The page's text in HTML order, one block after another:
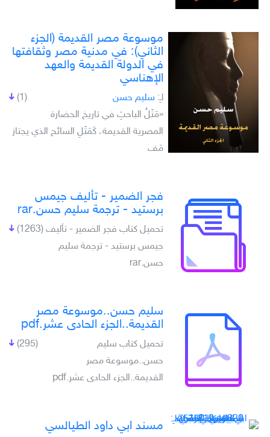
موسوعة مصر القديمة (الجزء
الثاني): في مدنية مصر وثقافتها
في الدولة القديمة والعهد
الإهناسي
(1) لـِ: سليم حسن
«مَثَلُ الباحثِ في تاريخ الحضارة
المصرية القديمة، كَمَثَلِ السائح الذي يجتاز
مَف
فجر الضمير - تأليف جيمس
برستيد - ترجمة سليم حسن.rar
(1263) تحميل كتاب فجر الضمير - تأليف
جيمس برستيد - ترجمة سليم
حسن.rar
سليم حسن..موسوعة مصر
القديمة..الجزء الحادى عشر.pdf
(295)
تحميل كتاب سليم
حسن..موسوعة مصر
القديمة..الجزء الحادى عشر.pdf
مسند ابي داود الطيالسي